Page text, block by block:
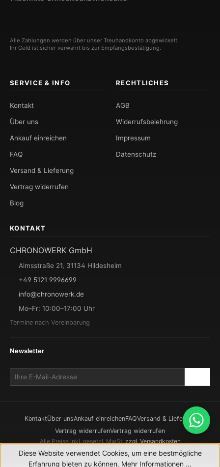
Alle Zahlungen werden über unser Treuhandkonto abgewickelt.
Ihr Geld ist sicher verwahrt bis zur Empfangsbestätigung.
SERVICE & INFO
Kontakt
Über uns
Ankauf einreichen
FAQ
Versand & Lieferung
Vertrag widerrufen
Blog
RECHTLICHES
AGB
Widerrufsbelehrung
Impressum
Datenschutz
KONTAKT
CHRONOWERK GmbH
Almsstraße 21, 31134 Hildesheim
+49 5121 9996699
info@chronowerk.de
Mo–Fr: 10:00–17:00 Uhr
Termine nach Vereinbarung
Newsletter
KontaktÜber unsAnkauf einreichenFAQVersand & Lieferung
Vertrag widerrufenVertrag widerrufen
Alle Preise inkl. gesetzl. MwSt.zzgl. Versandkosten
© 2026 CHRONOWERK GmbH. Alle Rechte vorbehalten.
Realisierung durch XICTRON
Diese Website verwendet Cookies, um eine bestmögliche
Erfahrung bieten zu können. Mehr Informationen ...